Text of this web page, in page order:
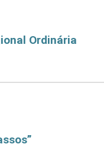
Banco
Ordinária